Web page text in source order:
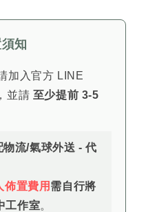
知
加入官方 LINE
並請 至少提前 3-5
物流/氣球外送 - 代
佈置費用 需自行將
工作室。